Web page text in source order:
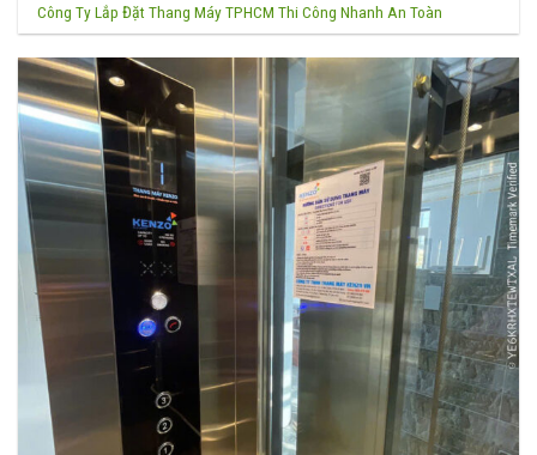
Công Ty Lắp Đặt Thang Máy TPHCM Thi Công Nhanh An Toàn